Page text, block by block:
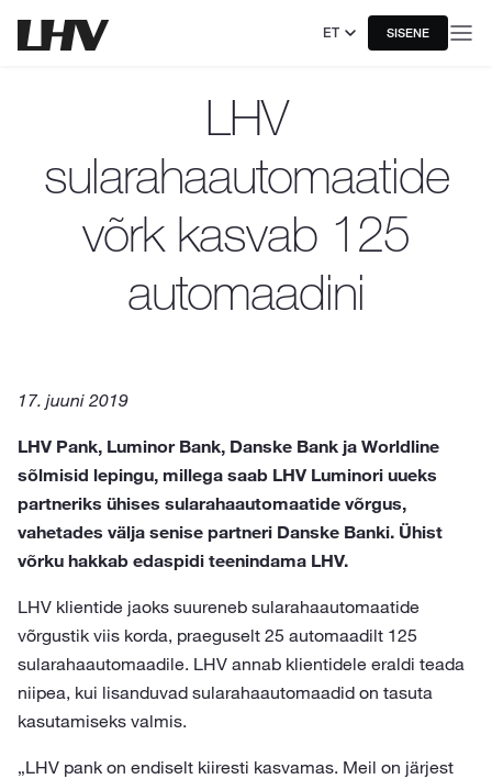
ET SISENE
LHV
sularahaautomaatide
võrk kasvab 125
automaadini
17. juuni 2019
LHV Pank, Luminor Bank, Danske Bank ja Worldline
sõlmisid lepingu, millega saab LHV Luminori uueks
partneriks ühises sularahaautomaatide võrgus,
vahetades välja senise partneri Danske Banki. Ühist
võrku hakkab edaspidi teenindama LHV.
LHV klientide jaoks suureneb sularahaautomaatide
võrgustik viis korda, praeguselt 25 automaadilt 125
sularahaautomaadile. LHV annab klientidele eraldi teada
niipea, kui lisanduvad sularahaautomaadid on tasuta
kasutamiseks valmis.
„LHV pank on endiselt kiiresti kasvamas. Meil on järjest